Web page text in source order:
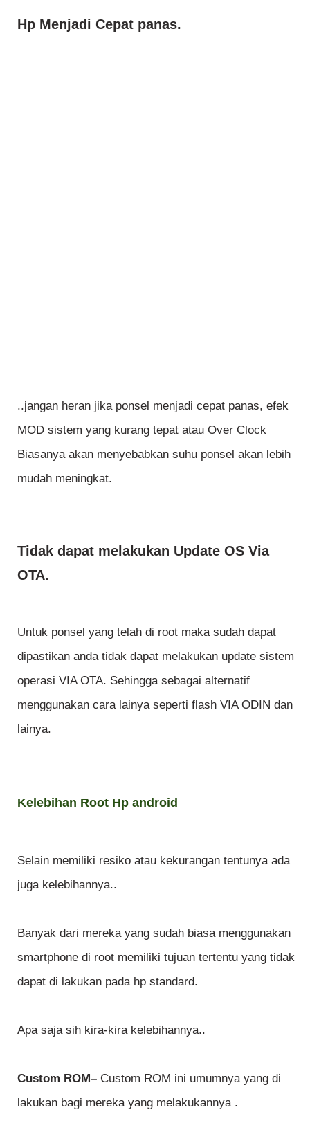
Hp Menjadi Cepat panas.
..jangan heran jika ponsel menjadi cepat panas, efek
MOD sistem yang kurang tepat atau Over Clock
Biasanya akan menyebabkan suhu ponsel akan lebih
mudah meningkat.
Tidak dapat melakukan Update OS Via
OTA.
Untuk ponsel yang telah di root maka sudah dapat
dipastikan anda tidak dapat melakukan update sistem
operasi VIA OTA. Sehingga sebagai alternatif
menggunakan cara lainya seperti flash VIA ODIN dan
lainya.
Kelebihan Root Hp android
Selain memiliki resiko atau kekurangan tentunya ada
juga kelebihannya..
Banyak dari mereka yang sudah biasa menggunakan
smartphone di root memiliki tujuan tertentu yang tidak
dapat di lakukan pada hp standard.
Apa saja sih kira-kira kelebihannya..
Custom ROM– Custom ROM ini umumnya yang di
lakukan bagi mereka yang melakukannya .